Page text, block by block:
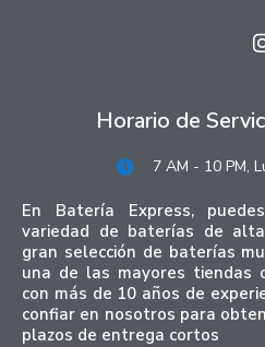
Horario de
7 AM - 10 PM,
En Batería Express,
variedad de baterías de
gran selección de baterías
una de las mayores tiendas
con más de 10 años de
confiar en nosotros para
plazos de entrega cortos